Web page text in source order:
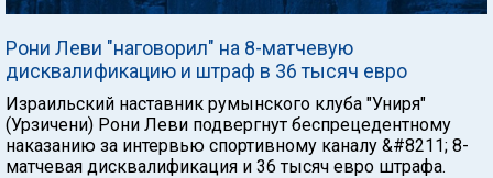
Рони Леви "наговорил" на 8-матчевую
дисквалификацию и штраф в 36 тысяч евро
Израильский наставник румынского клуба "Униря"
(Урзичени) Рони Леви подвергнут беспрецедентному
наказанию за интервью спортивному каналу &#8211; 8-
матчевая дисквалификация и 36 тысяч евро штрафа.